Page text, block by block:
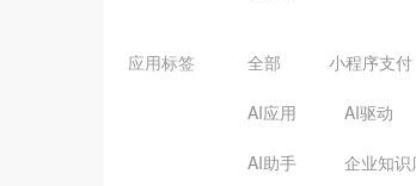
应用标签 全部 小程序支付
AI应用 AI驱动
AI助手 企业知识